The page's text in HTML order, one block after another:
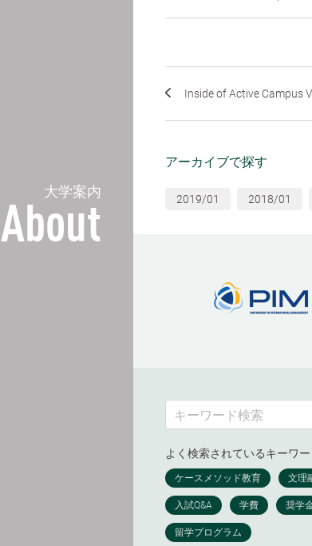
大学案内
About
Inside of Active Campus
アーカイブで探す
2019/01 2018/01
よく検索されているキーワ